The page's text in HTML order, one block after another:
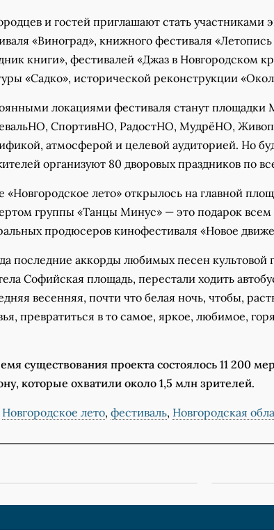
и гостей приглашают стать участниками
«Виноград», книжного фестиваля «Летопись
книги», фестивалей «Джаз в Новгородском
«Садко», исторической реконструкции
локациями фестиваля станут
СпортивНО, РадостНО, МудрёНО,
атмосферой и целевой аудиторией. Но
организуют 80 дворовых праздников по
«Новгородское лето» открылось на главной
группы «Танцы Минус» — это подарок всем
продюсеров кинофестиваля «Новое
последние аккорды любимых песен культовой
Софийская площадь, перестали ходить
весенняя, почти что белая ночь, чтобы,
превратиться в то самое, яркое, любимое,
существования проекта состоялось 11 200
которые охватили около 1,5 млн зрителей.
Новгородское лето, фестиваль, Новгородская